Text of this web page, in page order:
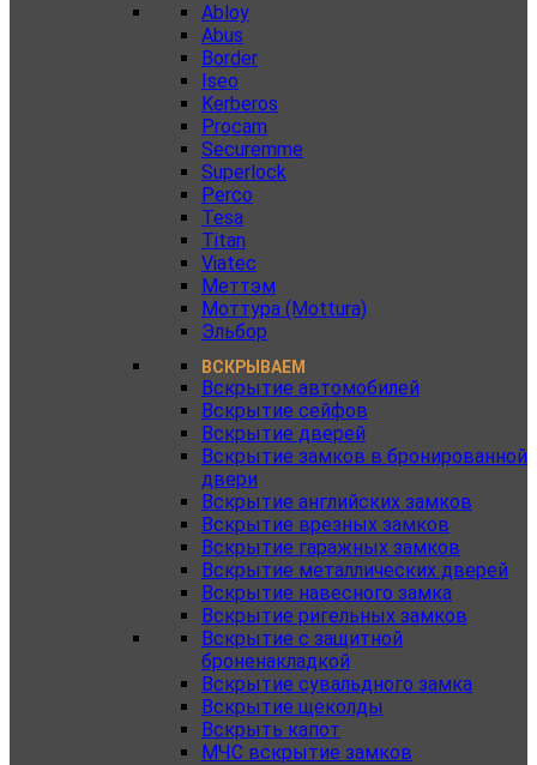
Abloy
Abus
Border
Iseo
Kerberos
Procam
Securemme
Superlock
Perco
Tesa
Titan
Viatec
Меттэм
Моттура (Mottura)
Эльбор
ВСКРЫВАЕМ
Вскрытие автомобилей
Вскрытие сейфов
Вскрытие дверей
Вскрытие замков в бронированной
двери
Вскрытие английских замков
Вскрытие врезных замков
Вскрытие гаражных замков
Вскрытие металлических дверей
Вскрытие навесного замка
Вскрытие ригельных замков
Вскрытие с защитной
броненакладкой
Вскрытие сувальдного замка
Вскрытие щеколды
Вскрыть капот
МЧС вскрытие замков